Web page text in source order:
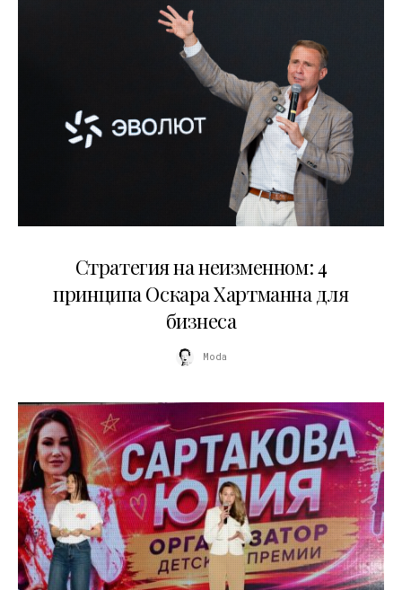
Стратегия на неизменном: 4
принципа Оскара Хартманна для
бизнеса
Moda